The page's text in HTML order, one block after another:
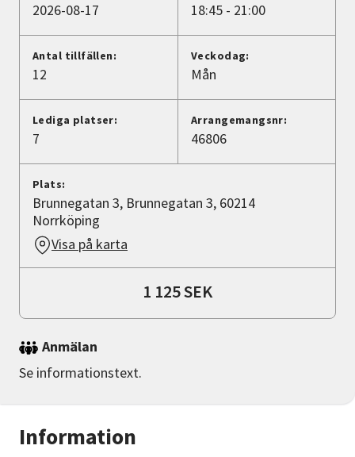
Lyssna
Information
2026-08-17 18:45 - 21:00
Antal tillfällen:
12
Veckodag:
Mån
Lediga platser:
7
Arrangemangsnr:
46806
Plats:
Brunnegatan 3, Brunnegatan 3, 60214
Norrköping
Visa på karta
1 125 SEK
Anmälan
Se informationstext.